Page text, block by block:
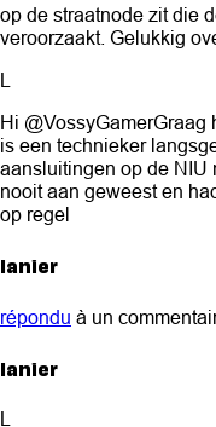
op de straatnode zit die
veroorzaakt. Gelukkig
L
Hi
is een technieker
aansluitingen op de NIU
nooit aan geweest en
op regel
lanier
répondu à un
lanier
L